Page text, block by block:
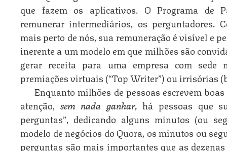
que fazem os aplicativos. O Programa de
remunerar intermediários, os perguntadores.
mais perto de nós, sua remuneração é visível e
inerente a um modelo em que milhões são
gerar receita para uma empresa com sede
premiações virtuais (“Top Writer”) ou irrisórias
Enquanto milhões de pessoas escrevem
atenção, sem nada ganhar,há pessoas que
perguntas”, dedicando alguns minutos (ou
modelo de negócios do Quora, os minutos ou
perguntas são mais importantes que as